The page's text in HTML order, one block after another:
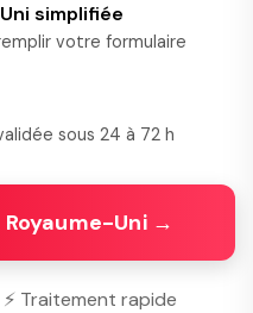
simplifiée
votre formulaire
sous 24 à 72 h
Royaume-Uni →
Traitement rapide